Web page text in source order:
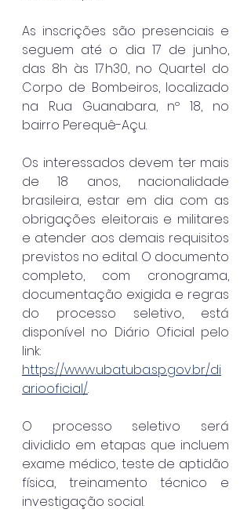
As inscrições são presenciais e
seguem até o dia 17 de junho,
das 8h às 17h30, no Quartel do
Corpo de Bombeiros, localizado
na Rua Guanabara, nº 18, no
bairro Perequê-Açu.
Os interessados devem ter mais
de 18 anos, nacionalidade
brasileira, estar em dia com as
obrigações eleitorais e militares
e atender aos demais requisitos
previstos no edital. O documento
completo, com cronograma,
documentação exigida e regras
do processo seletivo, está
disponível no Diário Oficial pelo
https://www.ubatuba.sp.gov.br/di
ariooficial/.
O processo seletivo será
dividido em etapas que incluem
exame médico, teste de aptidão
física, treinamento técnico e
investigação social.